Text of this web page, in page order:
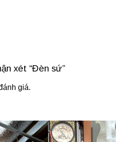
xét “Đèn sứ”
giá.